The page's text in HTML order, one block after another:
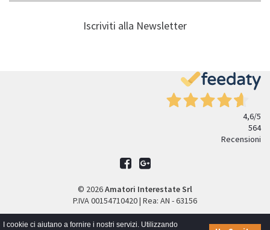
Iscriviti alla Newsletter
4,6/5
564
Recensioni
© 2026Amatori Interestate Srl
P.IVA 00154710420 | Rea: AN - 63156